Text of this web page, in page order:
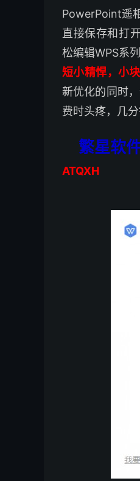
PowerPoint遥
直接保存和打
松编辑WPS系列
短小精悍，小
新优化的同时
费时头疼，几
繁星软
ATQXH